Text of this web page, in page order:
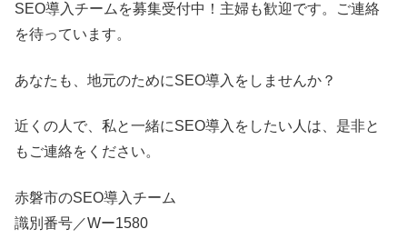
SEO導入チームを募集受付中！主婦も歓迎です。ご連絡
を待っています。
あなたも、地元のためにSEO導入をしませんか？
近くの人で、私と一緒にSEO導入をしたい人は、是非と
もご連絡をください。
赤磐市のSEO導入チーム
識別番号／Wー1580